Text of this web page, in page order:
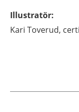
Illustratör:
Kari Toverud,